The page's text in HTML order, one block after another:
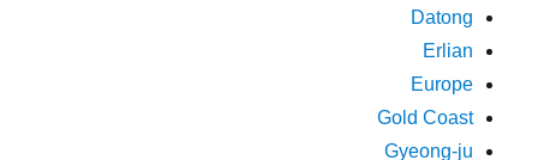
Datong
Erlian
Europe
Gold Coast
Gyeong-ju